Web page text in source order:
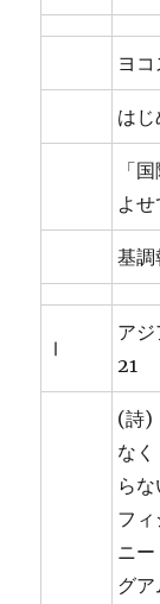
ヨ
はじ
「
よ
基
Ⅰ
ア
21
(詩)
な
ら
フ
ニ
グ